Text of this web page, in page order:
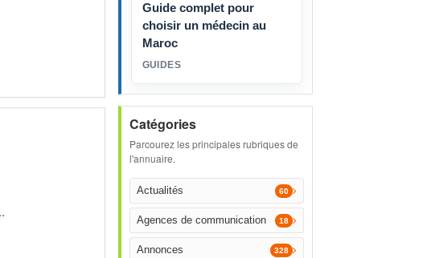
Guide complet pour
choisir un médecin au
Maroc
GUIDES
Catégories
Parcourez les principales rubriques de
l'annuaire.
Actualités 60
Agences de communication 18
Annonces 328